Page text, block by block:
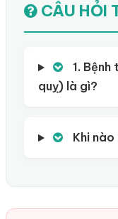
CÂU HỎI
1.
quỵ) là gì?
Khi